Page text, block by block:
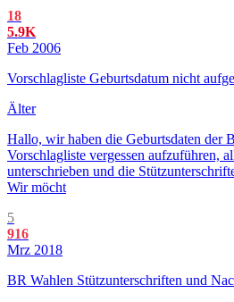
18
5.9K
Feb 2006
Vorschlagliste Geburtsdatum nicht
Älter
Hallo, wir haben die Geburtsdaten der
Vorschlagliste vergessen aufzuführen,
unterschrieben und die
Wir möcht
5
916
Mrz 2018
BR Wahlen Stützunterschriften und